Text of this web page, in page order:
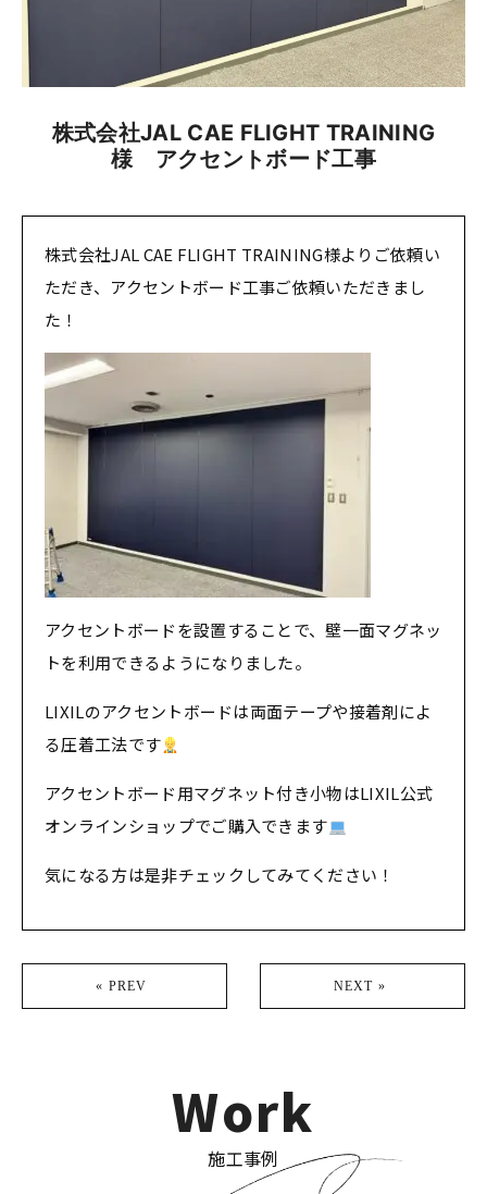
株式会社JAL CAE FLIGHT TRAINING
様 アクセントボード工事
株式会社JAL CAE FLIGHT TRAINING様よりご依頼い
ただき、アクセントボード工事ご依頼いただきまし
た！
アクセントボードを設置することで、壁一面マグネッ
トを利用できるようになりました。
LIXILのアクセントボードは両面テープや接着剤によ
る圧着工法です
アクセントボード用マグネット付き小物はLIXIL公式
オンラインショップでご購入できます
気になる方は是非チェックしてみてください！
« PREV NEXT »
Work
施工事例